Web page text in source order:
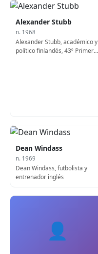
Alexander Stubb
n. 1968
Alexander Stubb, académico y
político finlandés, 43º Primer
Dean Windass
n. 1969
Dean Windass, futbolista y
entrenador inglés
👤